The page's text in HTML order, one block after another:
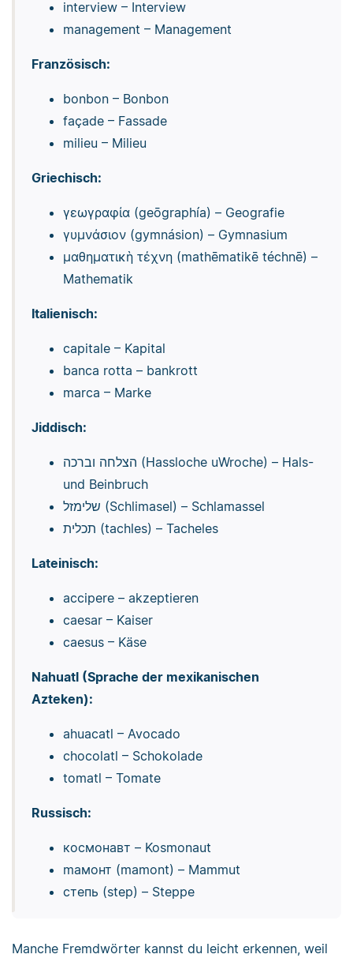
interview – Interview
management – Management
Französisch:
bonbon – Bonbon
façade – Fassade
milieu – Milieu
Griechisch:
γεωγραφία (geōgraphía) – Geografie
γυμνάσιον (gymnásion) – Gymnasium
μαθηματικὴ τέχνη (mathēmatikē téchnē) –
Mathematik
Italienisch:
capitale – Kapital
banca rotta – bankrott
marca – Marke
Jiddisch:
הצלחה וברכה (Hassloche uWroche) – Hals-
und Beinbruch
שלימזל (Schlimasel) – Schlamassel
תכלית (tachles) – Tacheles
Lateinisch:
accipere – akzeptieren
caesar – Kaiser
caesus – Käse
Nahuatl (Sprache der mexikanischen
Azteken):
ahuacatl – Avocado
chocolatl – Schokolade
tomatl – Tomate
Russisch:
космонавт – Kosmonaut
mамонт (mamont) – Mammut
cтепь (step) – Steppe
Manche Fremdwörter kannst du leicht erkennen, weil